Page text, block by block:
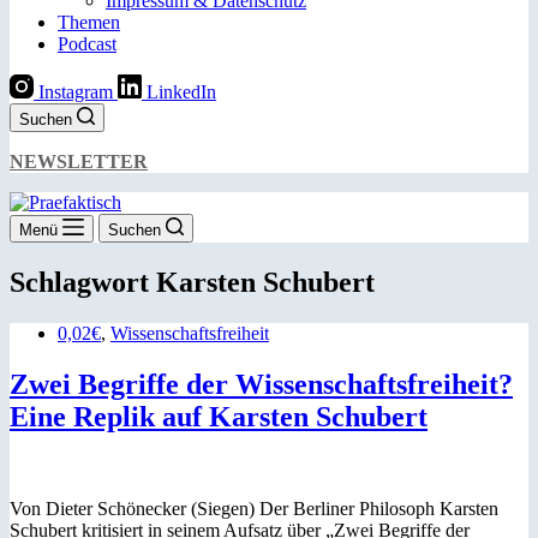
Themen
Podcast
Instagram LinkedIn
Suchen
NEWSLETTER
Menü Suchen
Schlagwort Karsten Schubert
0,02€, Wissenschaftsfreiheit
Zwei Begriffe der Wissenschaftsfreiheit?
Eine Replik auf Karsten Schubert
Von Dieter Schönecker (Siegen) Der Berliner Philosoph Karsten
Schubert kritisiert in seinem Aufsatz über „Zwei Begriffe der